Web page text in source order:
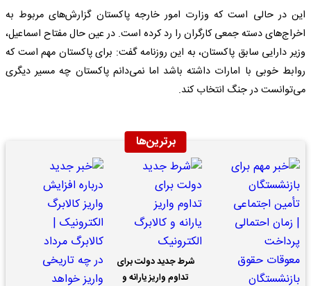
این در حالی است که وزارت امور خارجه پاکستان گزارش‌های مربوط به
اخراج‌های دسته جمعی کارگران را رد کرده است. در عین حال مفتاح اسماعیل،
وزیر دارایی سابق پاکستان، به این روزنامه گفت: برای پاکستان مهم است که
روابط خوبی با امارات داشته باشد اما نمی‌دانم پاکستان چه مسیر دیگری
می‌توانست در جنگ انتخاب کند.
برترین‌ها
شرط جدید دولت برای
تداوم واریز یارانه و